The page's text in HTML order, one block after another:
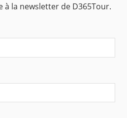
à la newsletter de D365Tour.